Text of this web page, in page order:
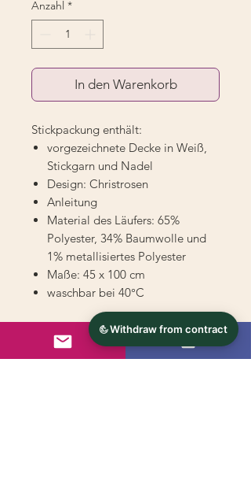
Anzahl *
In den Warenkorb
Stickpackung enthält:
vorgezeichnete Decke in Weiß,
Stickgarn und Nadel
Design: Christrosen
Anleitung
Material des Läufers: 65%
Polyester, 34% Baumwolle und
1% metallisiertes Polyester
Maße: 45 x 100 cm
waschbar bei 40°C